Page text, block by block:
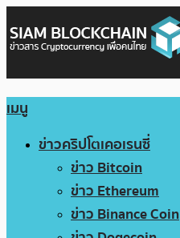
เมนู
ข่าวคริปโตเคอเรนซี่
ข่าว Bitcoin
ข่าว Ethereum
ข่าว Binance Coin